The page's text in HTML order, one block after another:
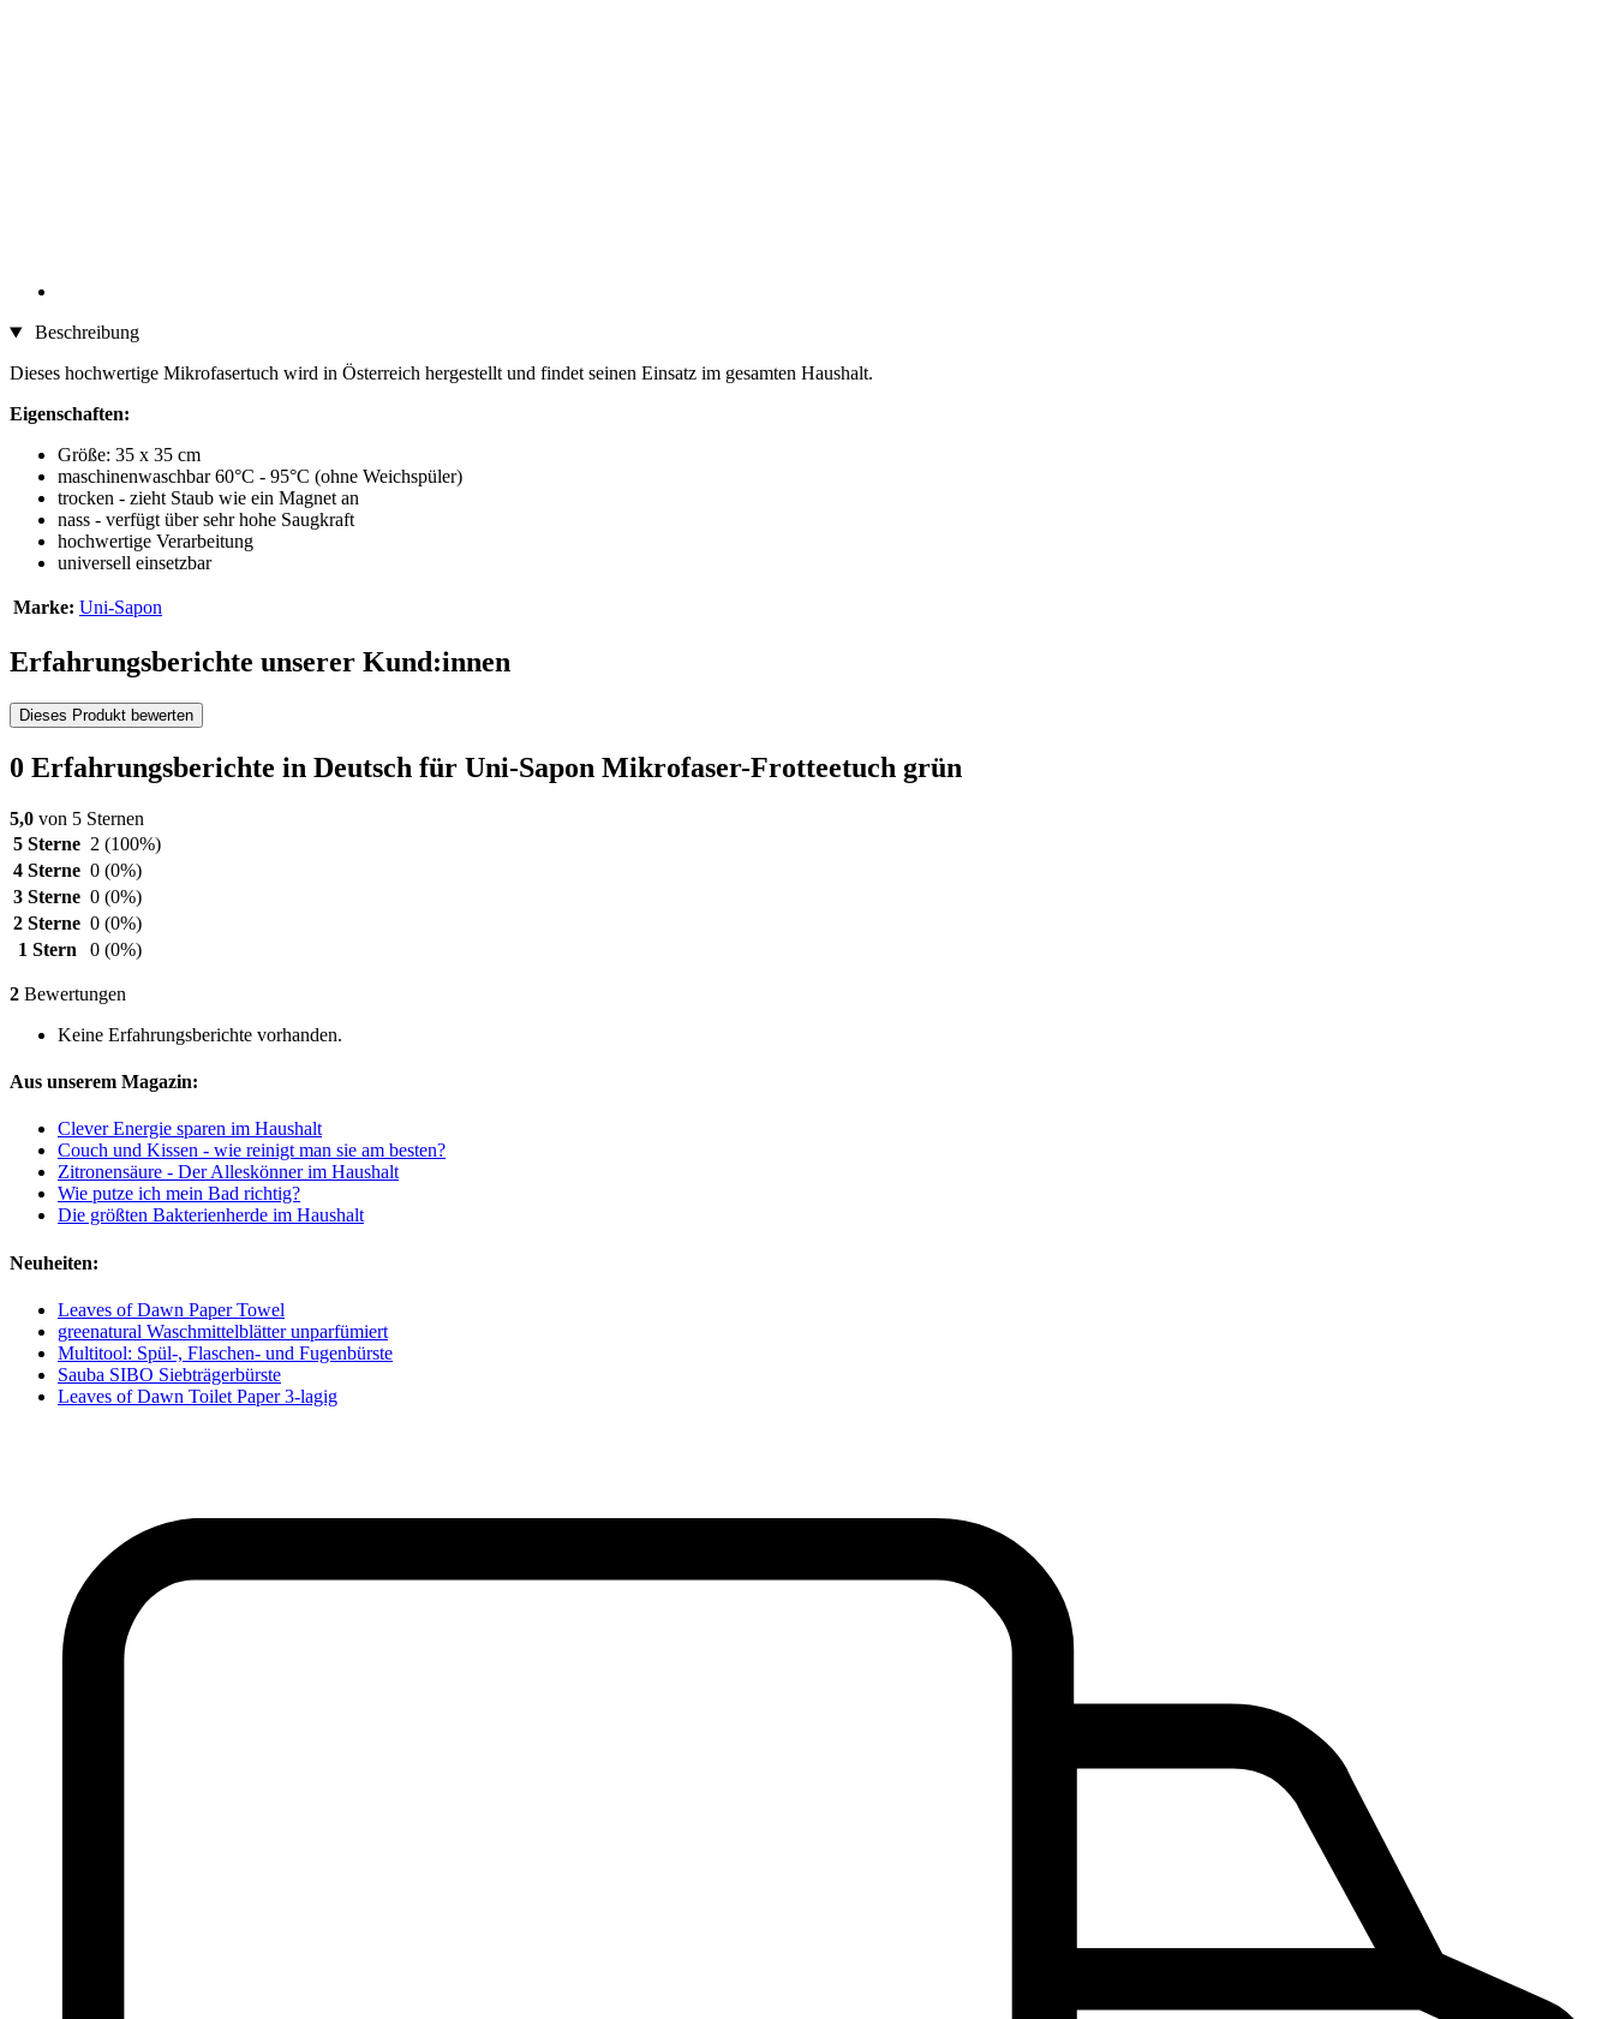
Beschreibung
Dieses hochwertige Mikrofasertuch wird in Österreich hergestellt und findet seinen Einsatz im gesamten Haushalt.
Eigenschaften:
Größe: 35 x 35 cm
maschinenwaschbar 60°C - 95°C (ohne Weichspüler)
trocken - zieht Staub wie ein Magnet an
nass - verfügt über sehr hohe Saugkraft
hochwertige Verarbeitung
universell einsetzbar
Marke: Uni-Sapon
Erfahrungsberichte unserer Kund:innen
Dieses Produkt bewerten
0 Erfahrungsberichte in Deutsch für Uni-Sapon Mikrofaser-Frotteetuch grün
5,0 von 5 Sternen
5 Sterne 2 (100%)
4 Sterne 0 (0%)
3 Sterne 0 (0%)
2 Sterne 0 (0%)
1 Stern
0 (0%)
2 Bewertungen
Keine Erfahrungsberichte vorhanden.
Aus unserem Magazin:
Clever Energie sparen im Haushalt
Couch und Kissen - wie reinigt man sie am besten?
Zitronensäure - Der Alleskönner im Haushalt
Wie putze ich mein Bad richtig?
Die größten Bakterienherde im Haushalt
Neuheiten:
Leaves of Dawn Paper Towel
greenatural Waschmittelblätter unparfümiert
Multitool: Spül-, Flaschen- und Fugenbürste
Sauba SIBO Siebträgerbürste
Leaves of Dawn Toilet Paper 3-lagig